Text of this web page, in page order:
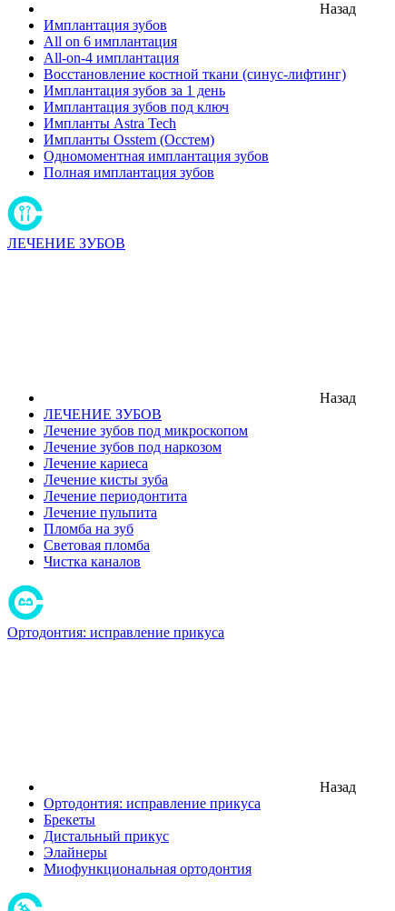
Назад
Имплантация зубов
All on 6 имплантация
All-on-4 имплантация
Восстановление костной ткани (синус-лифтинг)
Имплантация зубов за 1 день
Имплантация зубов под ключ
Импланты Astra Tech
Импланты Osstem (Осстем)
Одномоментная имплантация зубов
Полная имплантация зубов
ЛЕЧЕНИЕ ЗУБОВ
Назад
ЛЕЧЕНИЕ ЗУБОВ
Лечение зубов под микроскопом
Лечение зубов под наркозом
Лечение кариеса
Лечение кисты зуба
Лечение периодонтита
Лечение пульпита
Пломба на зуб
Световая пломба
Чистка каналов
Ортодонтия: исправление прикуса
Назад
Ортодонтия: исправление прикуса
Брекеты
Дистальный прикус
Элайнеры
Миофункциональная ортодонтия